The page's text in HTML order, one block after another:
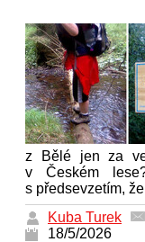
z Bělé jen za
v Českém
s předsevzetím,
Kuba Turek
18/5/2026